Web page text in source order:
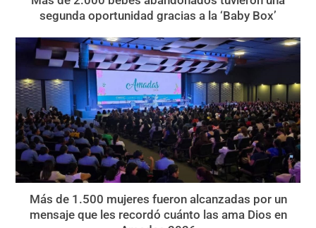
segunda oportunidad gracias a la ‘Baby Box’
Más de 1.500 mujeres fueron alcanzadas por un
mensaje que les recordó cuánto las ama Dios en